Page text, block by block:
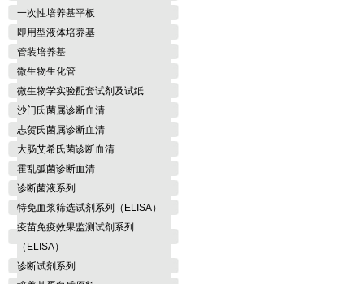
一次性培养基平板
即用型液体培养基
管装培养基
微生物生化管
微生物学实验配套试剂及试纸
沙门氏菌属诊断血清
志贺氏菌属诊断血清
大肠艾希氏菌诊断血清
霍乱弧菌诊断血清
诊断菌液系列
特免血浆筛选试剂系列（ELISA）
疫苗免疫效果监测试剂系列
（ELISA）
诊断试剂系列